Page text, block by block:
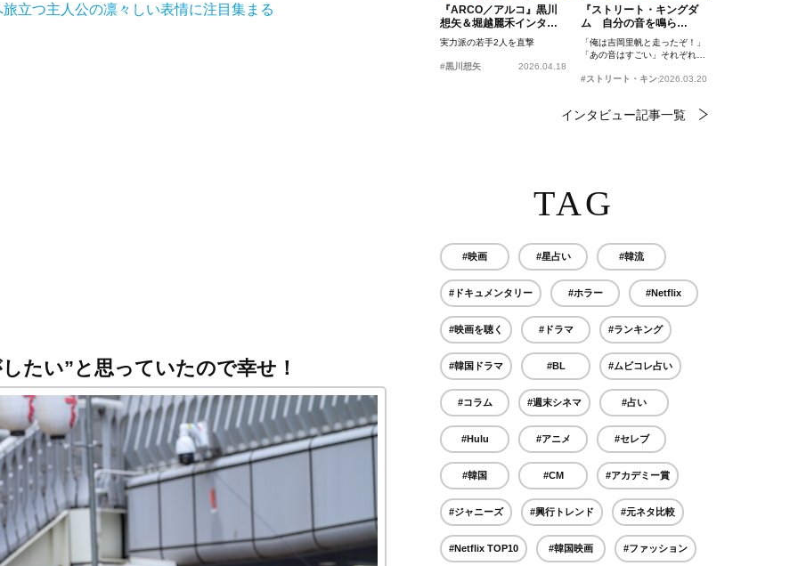
立つ主人公の凛々しい表情に注目集まる
たい”と思っていたので幸せ！
『ARCO／アルコ』黒川
想矢＆堀越麗禾インタビ
ュー
実力派の若手2人を直撃
#黒川想矢 2026.04.18
『ストリート・キングダ
ム 自分の音を鳴ら
せ。』峯田和伸、若葉竜
也、吉岡里帆インタビュ
ー
「俺は吉岡里帆と走ったぞ！」
「あの音はすごい」それぞれの
#ストリート・キングダム 自分の音を鳴らせ。
2026.03.20
インタビュー記事一覧
TAG
#映画 #星占い #韓流
#ドキュメンタリー #ホラー #Netflix
#映画を聴く #ドラマ #ランキング
#韓国ドラマ #BL #ムビコレ占い
#コラム #週末シネマ #占い
#Hulu #アニメ #セレブ
#韓国 #CM #アカデミー賞
#ジャニーズ #興行トレンド #元ネタ比較
#Netflix TOP10 #韓国映画 #ファッション